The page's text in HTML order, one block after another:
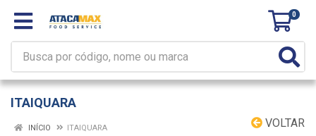
0
ITAIQUARA
VOLTAR
INÍCIO ITAIQUARA